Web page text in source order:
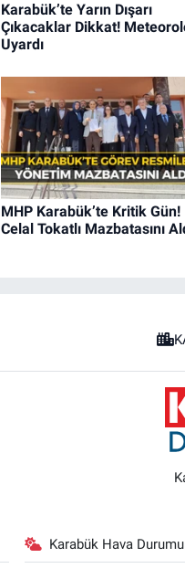
Karabük’te Yarın Dışarı
Çıkacaklar Dikkat!
Uyardı
MHP Karabük’te Kritik Gün!
Celal Tokatlı Mazbatasını
Karabük Hava Durumu